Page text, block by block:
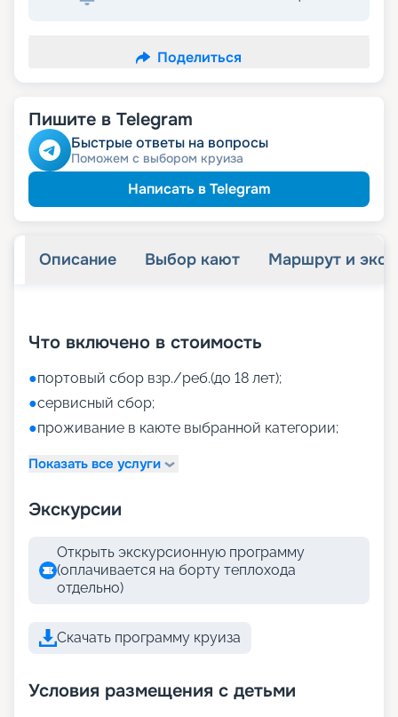
Поделиться
Пишите в Telegram
Быстрые ответы на вопросы
Поможем с выбором круиза
Написать в Telegram
Описание Выбор кают Маршрут и
Что включено в стоимость
●портовый сбор взр./реб.(до 18 лет);
●сервисный сбор;
●проживание в каюте выбранной категории;
Показать все услуги
Экскурсии
Открыть экскурсионную программу
(оплачивается на борту теплохода
отдельно)
Скачать программу круиза
Условия размещения с детьми